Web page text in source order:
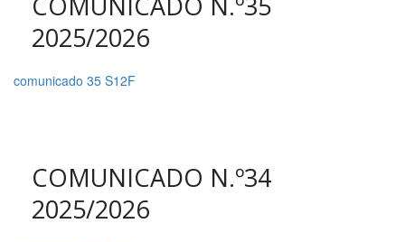
2025/2026
comunicado 35 S12F
COMUNICADO N.º34
2025/2026